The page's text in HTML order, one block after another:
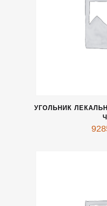
УГОЛЬНИК